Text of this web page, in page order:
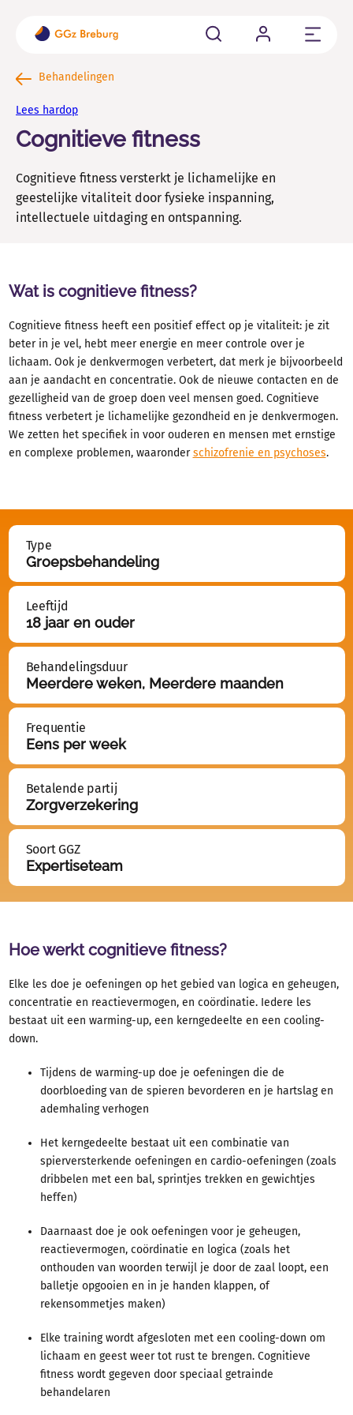
Sluit
Cliënten
vind je alle belangrijke informatie op een rij.
Familie en naasten
Als naaste van iemand die psychisch kwetsbaar is kun je
allerlei vragen hebben.
Vacatures en Opleidingen
Contact en spoed
Over GGz Breburg
Problemen
Behandelingen
Ervaringsverhalen
Behandelingen
Lees hardop
Cognitieve fitness
Cognitieve fitness versterkt je lichamelijke en
geestelijke vitaliteit door fysieke inspanning,
intellectuele uitdaging en ontspanning.
Wat is cognitieve fitness?
Cognitieve fitness heeft een positief effect op je vitaliteit: je zit
beter in je vel, hebt meer energie en meer controle over je
lichaam. Ook je denkvermogen verbetert, dat merk je bijvoorbeeld
aan je aandacht en concentratie. Ook de nieuwe contacten en de
gezelligheid van de groep doen veel mensen goed. Cognitieve
fitness verbetert je lichamelijke gezondheid en je denkvermogen.
We zetten het specifiek in voor ouderen en mensen met ernstige
en complexe problemen, waaronderschizofrenie en psychoses.
Type
Groepsbehandeling
Leeftijd
18 jaar en ouder
Behandelingsduur
Meerdere weken, Meerdere maanden
Frequentie
Eens per week
Betalende partij
Zorgverzekering
Soort GGZ
Expertiseteam
Hoe werkt cognitieve fitness?
Elke les doe je oefeningen op het gebied van logica en geheugen,
concentratie en reactievermogen, en coördinatie. Iedere les
bestaat uit een warming-up, een kerngedeelte en een cooling-
down.
Tijdens de warming-up doe je oefeningen die de
doorbloeding van de spieren bevorderen en je hartslag en
ademhaling verhogen
Het kerngedeelte bestaat uit een combinatie van
spierversterkende oefeningen en cardio-oefeningen (zoals
dribbelen met een bal, sprintjes trekken en gewichtjes
heffen)
Daarnaast doe je ook oefeningen voor je geheugen,
reactievermogen, coördinatie en logica (zoals het
onthouden van woorden terwijl je door de zaal loopt, een
balletje opgooien en in je handen klappen, of
rekensommetjes maken)
Elke training wordt afgesloten met een cooling-down om
lichaam en geest weer tot rust te brengen. Cognitieve
fitness wordt gegeven door speciaal getrainde
behandelaren